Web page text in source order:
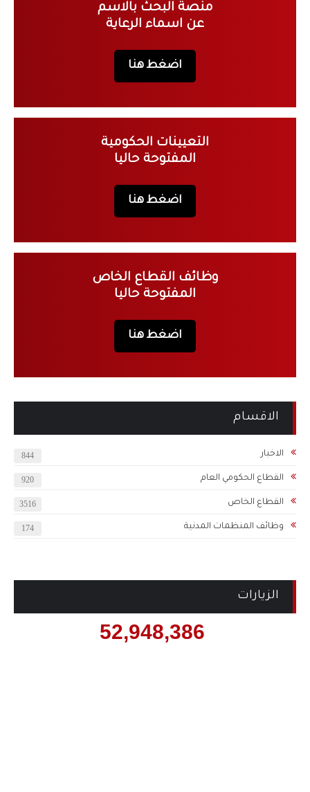
منصة البحث بالاسم
عن اسماء الرعاية
اضغط هنا
التعيينات الحكومية
المفتوحة حاليا
اضغط هنا
وظائف القطاع الخاص
المفتوحة حاليا
اضغط هنا
الاقسام
الاخبار 844
القطاع الحكومي العام 920
القطاع الخاص 3516
وظائف المنظمات المدنية 174
الزيارات
52,948,386